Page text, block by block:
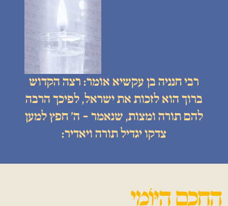
רבי חנניה בן עקשיא אומר: רצה הקדוש
ברוך הוא לזכות את ישראל, לפיכך הרבה
להם תורה ומצות, שנאמר - ה׳ חפץ למען
צדקו יגדיל תורה ויאדיר: